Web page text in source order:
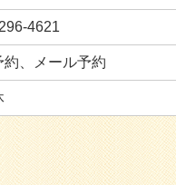
4621
約、メール予約